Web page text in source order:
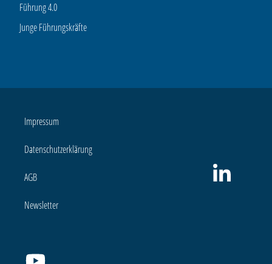
Führung 4.0
Junge Führungskräfte
Impressum
Datenschutzerklärung
AGB
Newsletter